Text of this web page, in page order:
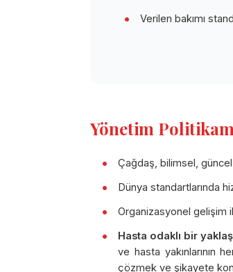
Verilen bakımı
Yönetim
Çağdaş, bilimsel,
Dünya standartlarında
Organizasyonel gelişim
Hasta odaklı bir
ve hasta yakınlarının
çözmek ve şikayete